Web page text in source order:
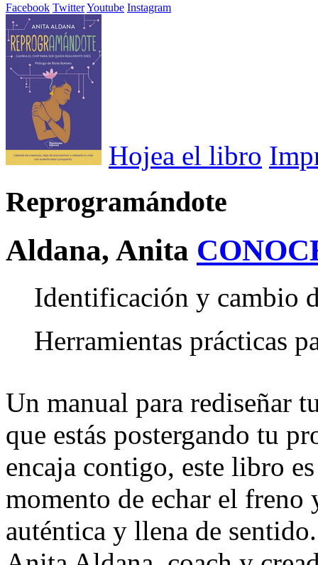
Facebook TwitterYoutube Instagram
Hojea el libro
Reprogramándote
Aldana, Anita
Identificación y cambio
Herramientas prácticas
Un manual para rediseñar
que estás postergando tu
encaja contigo, este libro
momento de echar el
auténtica y llena de